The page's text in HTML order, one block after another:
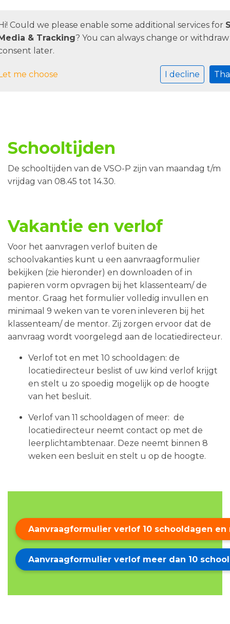
Schooltijden
De schooltijden van de VSO-P zijn van maandag t/m
vrijdag van 08.45 tot 14.30.
Vakantie en verlof
Voor het aanvragen verlof buiten de
schoolvakanties kunt u een aanvraagformulier
bekijken (zie hieronder) en downloaden of in
papieren vorm opvragen bij het klassenteam/ de
mentor. Graag het formulier volledig invullen en
minimaal 9 weken van te voren inleveren bij het
klassenteam/ de mentor. Zij zorgen ervoor dat de
aanvraag wordt voorgelegd aan de locatiedirecteur.
Verlof tot en met 10 schooldagen: de
locatiedirecteur beslist of uw kind verlof krijgt
en stelt u zo spoedig mogelijk op de hoogte
van het besluit.
Verlof van 11 schooldagen of meer: de
locatiedirecteur neemt contact op met de
leerplichtambtenaar. Deze neemt binnen 8
weken een besluit en stelt u op de hoogte.
Aanvraagformulier verlof 10 schooldagen en
Aanvraagformulier verlof meer dan 10
Could we please enable some additional services for
& Tracking? You can always change or
later.
me choose I decline